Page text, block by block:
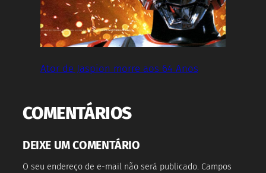
Ator de Jaspion morre aos 64 Anos
COMENTÁRIOS
DEIXE UM COMENTÁRIO
O seu endereço de e-mail não será publicado. Campos